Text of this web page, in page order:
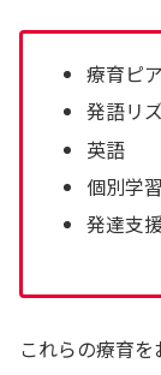
療育ピ
発語リ
英語
個別学
発達支
これらの療育を